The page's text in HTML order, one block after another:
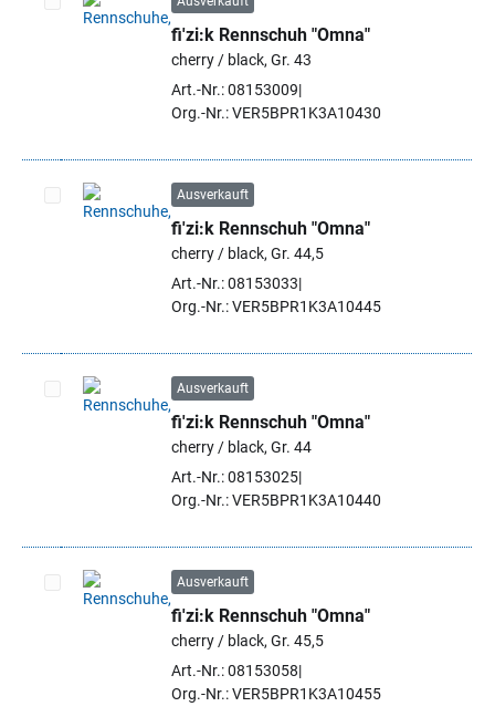
Artikel auswählen
fi'zi:k Rennschuh "Omna"
cherry / black, Gr. 43
Art.-Nr.: 08153009
Org.-Nr.: VER5BPR1K3A10430
Artikel auswählen
Ausverkauft
fi'zi:k Rennschuh "Omna"
cherry / black, Gr. 44,5
Art.-Nr.: 08153033
Org.-Nr.: VER5BPR1K3A10445
Artikel auswählen
Ausverkauft
fi'zi:k Rennschuh "Omna"
cherry / black, Gr. 44
Art.-Nr.: 08153025
Org.-Nr.: VER5BPR1K3A10440
Artikel auswählen
Ausverkauft
fi'zi:k Rennschuh "Omna"
cherry / black, Gr. 45,5
Art.-Nr.: 08153058
Org.-Nr.: VER5BPR1K3A10455